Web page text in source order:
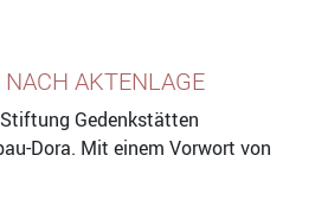
NACH AKTENLAGE
Gedenkstätten
Dora. Mit einem Vorwort von